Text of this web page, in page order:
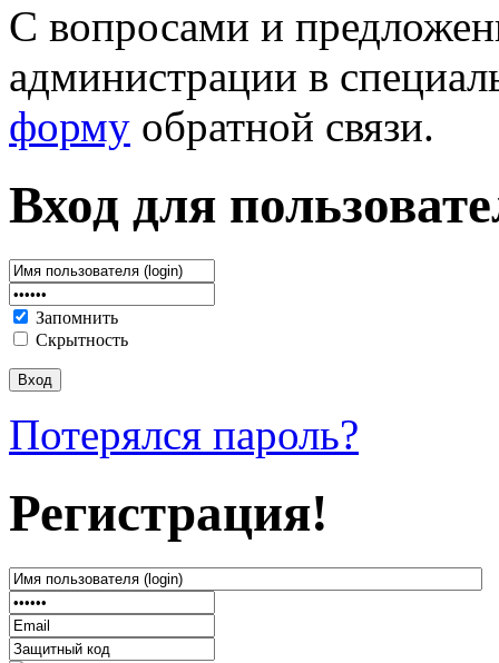
С вопросами и
администрации в
форму обратной связи.
Вход для
Запомнить
Скрытность
Потерялся пароль?
Регистрация!